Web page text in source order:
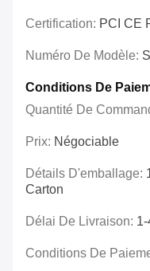
Certification: PCI CE
Numéro De Modèle:
Conditions De
Quantité De
Prix: Négociable
Détails D'emballage:
Carton
Délai De Livraison:
Conditions De